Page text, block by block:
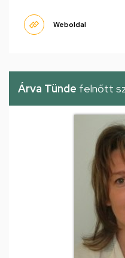
Weboldal
Árva Tünde felnőtt